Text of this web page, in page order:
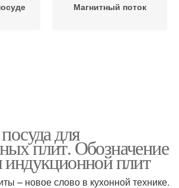
Магнитный поток
для
плит. Обозначение
плит
– новое слово в кухонной технике.